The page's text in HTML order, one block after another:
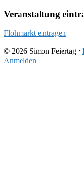
Veranstaltung
Flohmarkt eintragen
© 2026 Simon Feiertag ⸱
Anmelden